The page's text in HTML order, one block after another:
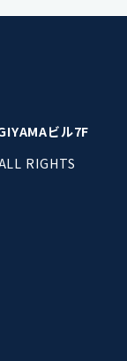
ビル7F
RIGHTS